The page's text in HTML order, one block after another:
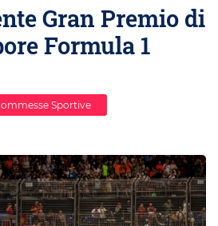
Gran Premio di
Formula 1
Sportive